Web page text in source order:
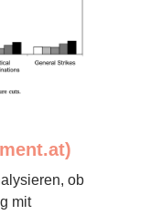
)
ob
mit